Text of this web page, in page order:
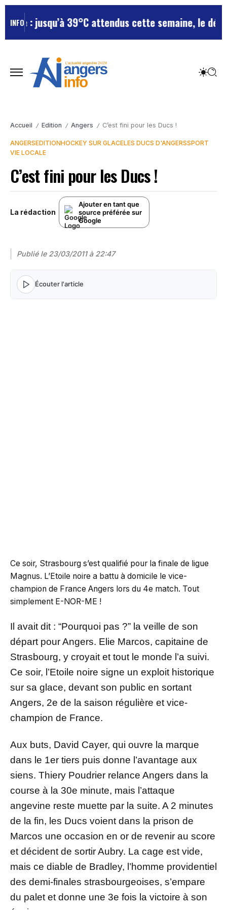
INFO 39°C attendus cette semaine, le
Accueil / Edition / Angers / C’est fini pour les Ducs !
ANGERSEDITIONHOCKEY SUR GLACELES DUCS D'ANGERSSPORT
VIE LOCALE
C’est fini pour les Ducs !
La rédaction
Ajouter en tant que
source préférée sur
Google
Publié le 23/03/2011 à 22:47
Écouter l'article
Ce soir, Strasbourg s’est qualifié pour la finale de ligue
Magnus. L’Etoile noire a battu à domicile le vice-
champion de France Angers lors du 4e match. Tout
simplement E-NOR-ME !
Il avait dit : “Pourquoi pas ?” la veille de son
départ pour Angers. Elie Marcos, capitaine de
Strasbourg, y croyait et tout le monde l’a suivi.
Ce soir, l’Etoile noire signe un exploit historique
sur sa glace, devant son public en sortant
Angers, 2e de la saison régulière et vice-
champion de France.
Aux buts, David Cayer, qui ouvre la marque
dans le 1er tiers puis donne l’avantage aux
siens. Thiery Poudrier relance Angers dans la
course à la 30e minute, mais l’attaque
angevine reste muette par la suite. A 2 minutes
de la fin, les Ducs voient dans la prison de
Marcos une occasion en or de revenir au score
et décident de sortir Aubry. La cage est vide,
mais ce diable de Bradley, l’homme providentiel
des demi-finales strasbourgeoises, s’empare
du palet et donne une 3e fois la victoire à son